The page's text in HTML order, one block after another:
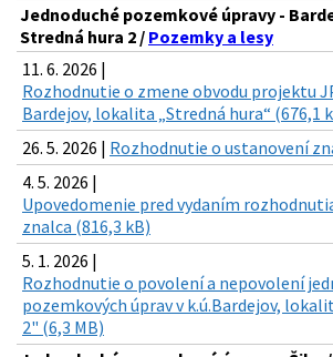
Jednoduché pozemkové úpravy -
Stredná hura 2 / Pozemky a lesy
11. 6. 2026 |
Rozhodnutie o zmene obvodu projektu
Bardejov, lokalita „Stredná hura“ (676,1
26. 5. 2026 | Rozhodnutie o ustanovení
4. 5. 2026 |
Upovedomenie pred vydaním
znalca (816,3 kB)
5. 1. 2026 |
Rozhodnutie o povolení a nepovolení
pozemkových úprav v k.ú.Bardejov,
2" (6,3 MB)